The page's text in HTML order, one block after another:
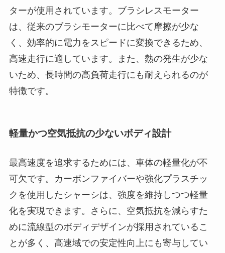
ターが使用されています。ブラシレスモーター
は、従来のブラシモーターに比べて摩擦が少な
く、効率的に電力をスピードに変換できるため、
高速走行に適しています。また、熱の発生が少な
いため、長時間の高負荷走行にも耐えられるのが
特徴です。
軽量かつ空気抵抗の少ないボディ設計
最高速度を追求するためには、車体の軽量化が不
可欠です。カーボンファイバーや強化プラスチッ
クを使用したシャーシは、強度を維持しつつ軽量
化を実現できます。さらに、空気抵抗を減らすた
めに流線型のボディデザインが採用されているこ
とが多く、高速域での安定性向上にも寄与してい